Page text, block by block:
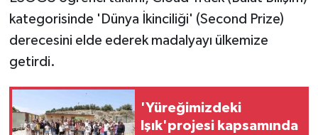
kategorisinde 'Dünya İkinciliği' (Second Prize)
derecesini elde ederek madalyayı ülkemize
getirdi.
'Yüreğimizdeki
Işık'projesi kapsamında
Kadın
KÜLTÜR SANAT
MAGAZİN
Otomobil